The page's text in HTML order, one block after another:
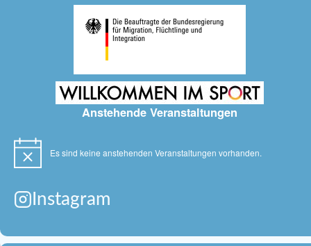
Anstehende Veranstaltungen
Hinweis Es sind keine anstehenden Veranstaltungen vorhanden.
Instagram